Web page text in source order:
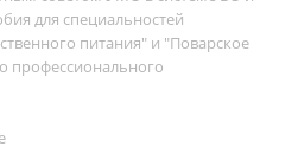
для специальностей
питания" и "Поварское
профессионального